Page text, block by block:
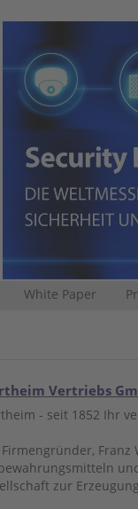
White Paper
Vertriebs
- seit 1852 Ihr
Firmengründer,
zur